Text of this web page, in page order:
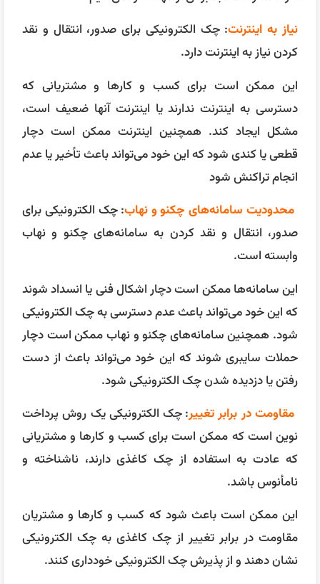
نیاز به اینترنت: چک الکترونیکی برای صدور، انتقال و نقد
کردن نیاز به اینترنت دارد.
این ممکن است برای کسب و کارها و مشتریانی که
دسترسی به اینترنت ندارند یا اینترنت آنها ضعیف است،
مشکل ایجاد کند. همچنین اینترنت ممکن است دچار
قطعی یا کندی شود که این خود می‌تواند باعث تأخیر یا عدم
انجام تراکنش شود
محدودیت سامانه‌های چکنو و نهاب: چک الکترونیکی برای
صدور، انتقال و نقد کردن به سامانه‌های چکنو و نهاب
وابسته است.
این سامانه‌ها ممکن است دچار اشکال فنی یا انسداد شوند
که این خود می‌تواند باعث عدم دسترسی به چک الکترونیکی
شود. همچنین سامانه‌های چکنو و نهاب ممکن است دچار
حملات سایبری شوند که این خود می‌تواند باعث از دست
رفتن یا دزدیده شدن چک الکترونیکی شود.
مقاومت در برابر تغییر: چک الکترونیکی یک روش پرداخت
نوین است که ممکن است برای کسب و کارها و مشتریانی
که عادت به استفاده از چک کاغذی دارند، ناشناخته و
نامأنوس باشد.
این ممکن است باعث شود که کسب و کارها و مشتریان
مقاومت در برابر تغییر از چک کاغذی به چک الکترونیکی
نشان دهند و از پذیرش چک الکترونیکی خودداری کنند.